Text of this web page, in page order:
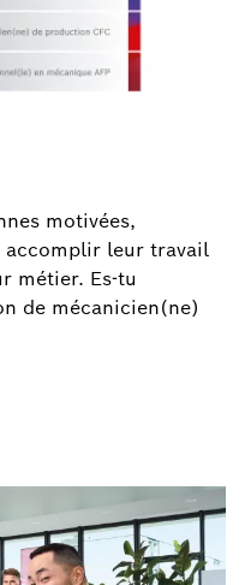
motivées,
accomplir leur travail
métier. Es-tu
de mécanicien(ne)